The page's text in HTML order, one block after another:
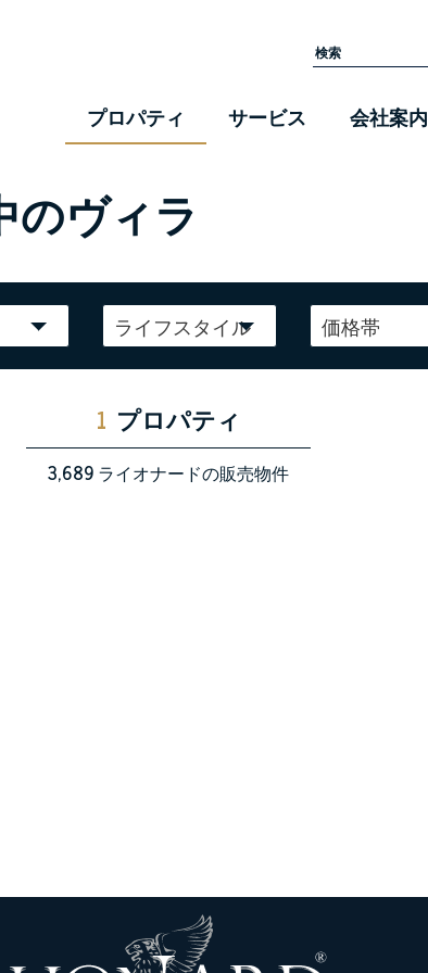
プロパティ サービス 会社案内
のヴィラ
ライフスタイル 価格帯
1 プロパティ
3,689ライオナードの販売物件